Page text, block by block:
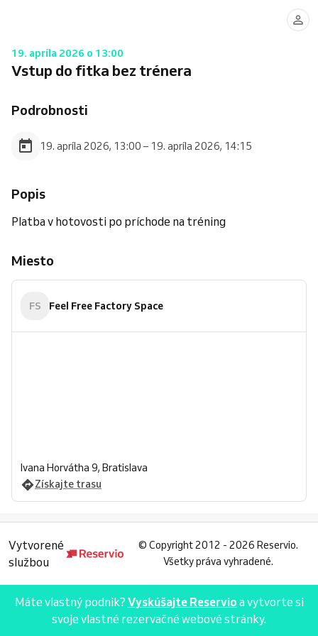
19. apríla 2026 o 13:00
Vstup do fitka bez trénera
Podrobnosti
19. apríla 2026, 13:00 – 19. apríla 2026, 14:15
Popis
Platba v hotovosti po príchode na tréning
Miesto
FS Feel Free Factory Space
Ivana Horvátha 9, Bratislava
Získajte trasu
Vytvorené
službou
© Copyright 2012 - 2026 Reservio.
Všetky práva vyhradené.
Máte vlastný podnik? Vyskúšajte Reservio a vytvorte si
svoje vlastné rezervačné webové stránky.